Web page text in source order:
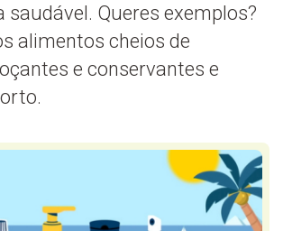
saudável. Queres exemplos?
alimentos cheios de
e conservantes e